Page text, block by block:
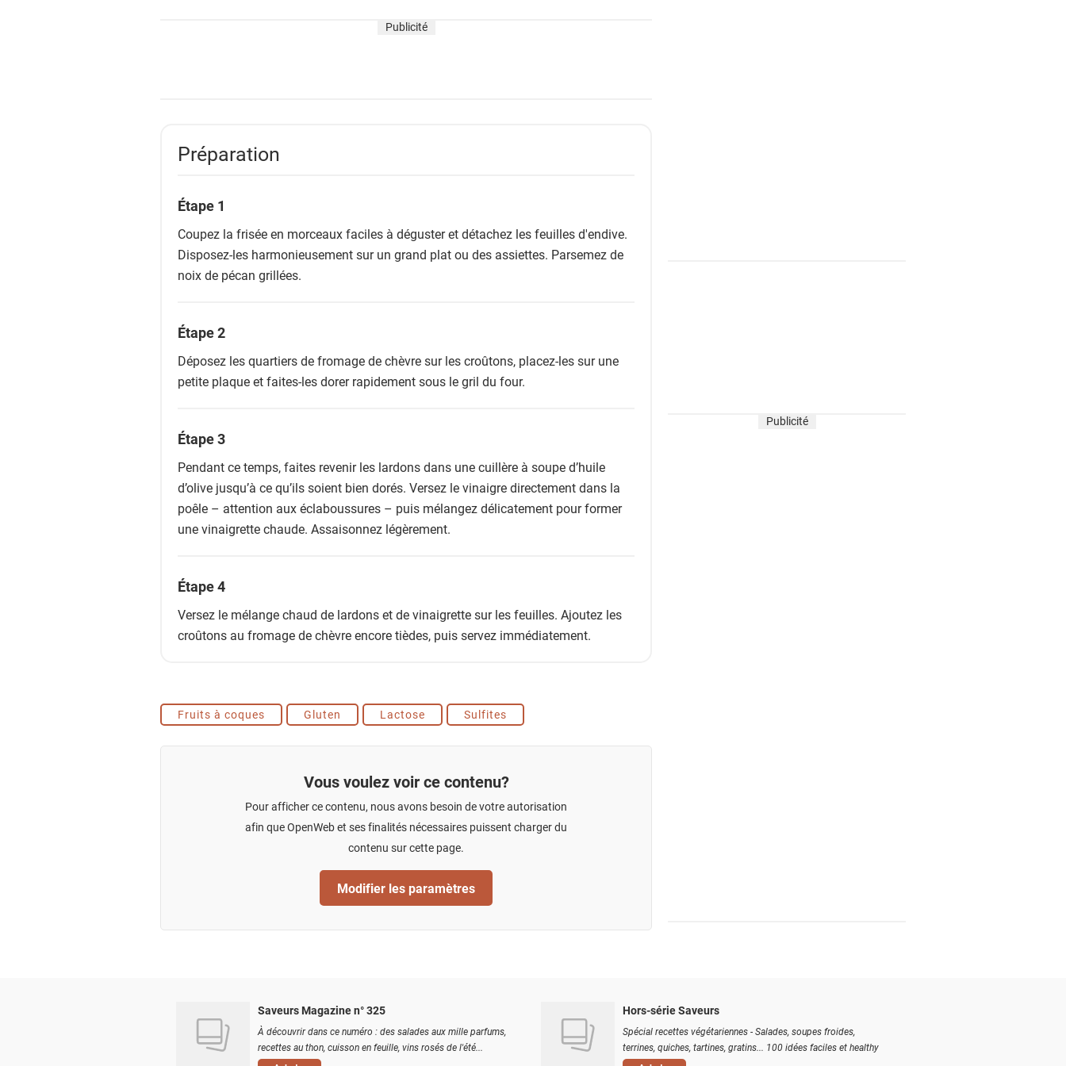
Publicité
Préparation
Étape 1
Coupez la frisée en morceaux faciles à déguster et détachez les feuilles d'endive.
Disposez-les harmonieusement sur un grand plat ou des assiettes. Parsemez de
noix de pécan grillées.
Étape 2
Déposez les quartiers de fromage de chèvre sur les croûtons, placez-les sur une
petite plaque et faites-les dorer rapidement sous le gril du four.
Étape 3
Pendant ce temps, faites revenir les lardons dans une cuillère à soupe d’huile
d’olive jusqu’à ce qu’ils soient bien dorés. Versez le vinaigre directement dans la
poêle – attention aux éclaboussures – puis mélangez délicatement pour former
une vinaigrette chaude. Assaisonnez légèrement.
Étape 4
Versez le mélange chaud de lardons et de vinaigrette sur les feuilles. Ajoutez les
croûtons au fromage de chèvre encore tièdes, puis servez immédiatement.
Fruits à coques Gluten Lactose Sulfites
Vous voulez voir ce contenu?
Pour afficher ce contenu, nous avons besoin de votre autorisation
afin que OpenWeb et ses finalités nécessaires puissent charger du
contenu sur cette page.
Modifier les paramètres
Publicité
Saveurs Magazine n° 325
À découvrir dans ce numéro : des salades aux mille parfums,
recettes au thon, cuisson en feuille, vins rosés de l'été...
Hors-série Saveurs
Spécial recettes végétariennes - Salades, soupes froides,
terrines, quiches, tartines, gratins... 100 idées faciles et healthy